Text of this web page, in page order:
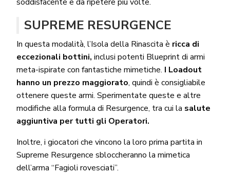
SUPREME RESURGENCE
In questa modalità, l’Isola della Rinascita è ricca di
eccezionali bottini, inclusi potenti Blueprint di armi
meta-ispirate con fantastiche mimetiche. I Loadout
hanno un prezzo maggiorato, quindi è consigliabile
ottenere queste armi. Sperimentate queste e altre
modifiche alla formula di Resurgence, tra cui la salute
aggiuntiva per tutti gli Operatori.
Inoltre, i giocatori che vincono la loro prima partita in
Supreme Resurgence sbloccheranno la mimetica
dell’arma “Fagioli rovesciati”.